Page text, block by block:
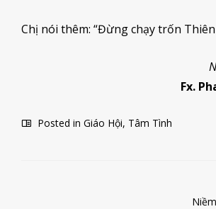
Chị nói thêm: “Đừng chạy trốn Thiên
Fx.
Posted in Giáo Hội, Tâm Tình